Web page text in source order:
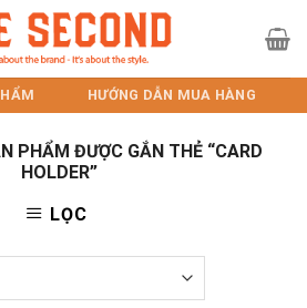
HƯỚNG DẪN MUA HÀNG
PHẨM ĐƯỢC GẮN THẺ “CARD
HOLDER”
LỌC